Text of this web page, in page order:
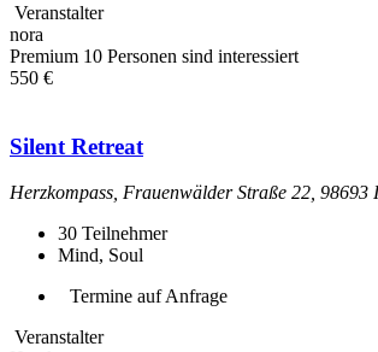
Veranstalter
nora
Premium 10 Personen sind interessiert
550 €
Silent Retreat
Herzkompass, Frauenwälder Straße 22, 98693
30 Teilnehmer
Mind, Soul
Termine auf Anfrage
Veranstalter